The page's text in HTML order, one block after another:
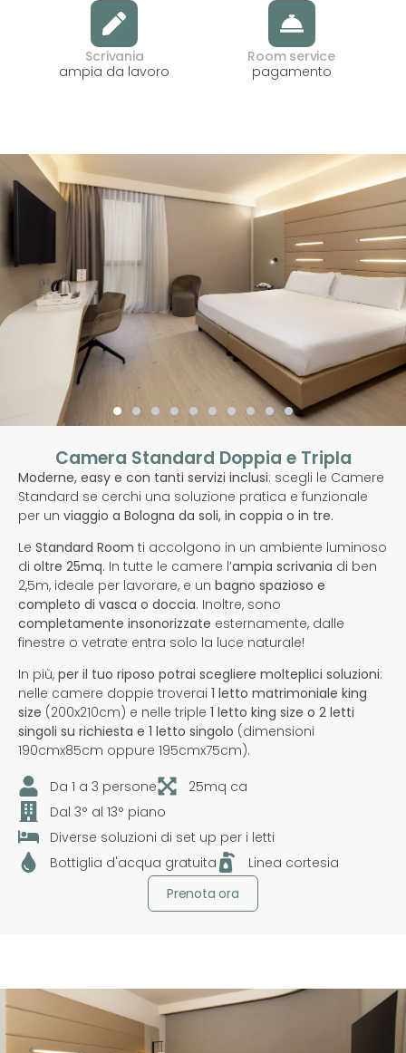
Scrivania
ampia da lavoro
Room service
pagamento
Camera Standard Doppia e Tripla
Moderne, easy e con tanti servizi inclusi: scegli le Camere
Standard se cerchi una soluzione pratica e funzionale
per un viaggio a Bologna da soli, in coppia o in tre.
Le Standard Room ti accolgono in un ambiente luminoso
di oltre 25mq. In tutte le camere l’ampia scrivania di ben
2,5m, ideale per lavorare, e un bagno spazioso e
completo di vasca o doccia. Inoltre, sono
completamente insonorizzate esternamente, dalle
finestre o vetrate entra solo la luce naturale!
In più, per il tuo riposo potrai scegliere molteplici soluzioni:
nelle camere doppie troverai 1 letto matrimoniale king
size (200x210cm) e nelle triple 1 letto king size o 2 letti
singoli su richiesta e 1 letto singolo (dimensioni
190cmx85cm oppure 195cmx75cm).
Da 1 a 3 persone
25mq ca
Dal 3° al 13° piano
Diverse soluzioni di set up per i letti
Bottiglia d'acqua gratuita
Linea cortesia
Prenota ora